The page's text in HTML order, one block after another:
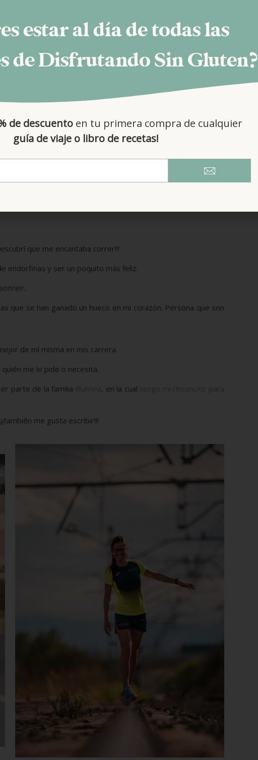
de tener a mi hija Jimena, me animé a calzarme las
hacía spinning, nadaba y también corría (en Marcilla hice mi
y le proporcioné a mi cuerpo los nutrientes correctos
que me encantaba correr!!!
endorfinas y ser un poquito más feliz.
que se han ganado un hueco en mi corazón. Persona que son
de mí misma en mis carrera.
me lo pide o necesita.
parte de la familia Runnea, en la cual tengo mi rinconcito para
me gusta escribir!!!
estar al día de todas las
de Disfrutando Sin Gluten?
de descuento en tu primera compra de cualquier
guía de viaje o libro de recetas!